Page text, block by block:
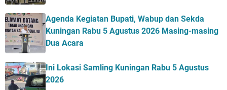
Agenda Kegiatan Bupati, Wabup dan Sekda
Kuningan Rabu 5 Agustus 2026 Masing-masing
Dua Acara
Ini Lokasi Samling Kuningan Rabu 5 Agustus
2026